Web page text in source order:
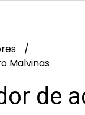
Malvinas
de